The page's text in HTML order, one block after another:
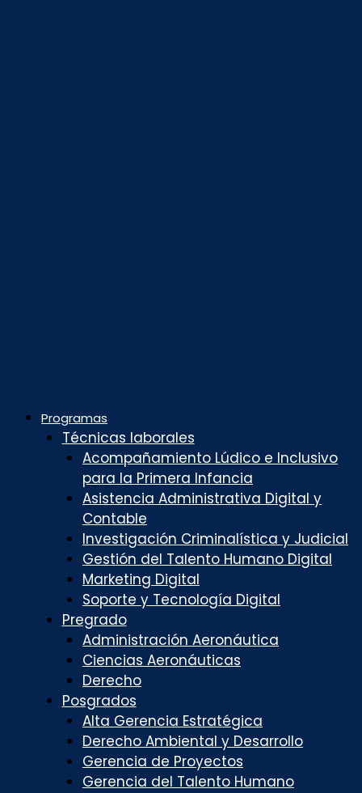
Programas
Técnicas laborales
Acompañamiento Lúdico e Inclusivo
para la Primera Infancia
Asistencia Administrativa Digital y
Contable
Investigación Criminalística y Judicial
Gestión del Talento Humano Digital
Marketing Digital
Soporte y Tecnología Digital
Pregrado
Administración Aeronáutica
Ciencias Aeronáuticas
Derecho
Posgrados
Alta Gerencia Estratégica
Derecho Ambiental y Desarrollo
Gerencia de Proyectos
Gerencia del Talento Humano